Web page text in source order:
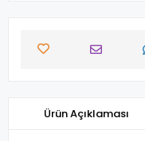
Ürün Açıklaması